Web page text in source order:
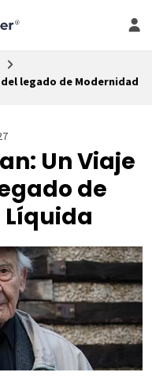
legado de Modernidad
Un Viaje
de